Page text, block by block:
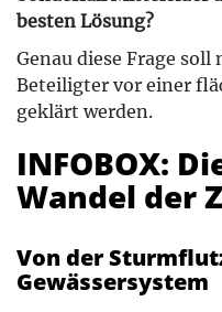
besten Lösung?
Genau diese Frage
Beteiligter vor einer
geklärt werden.
INFOBOX:
Wandel der
Von der
Gewässersystem